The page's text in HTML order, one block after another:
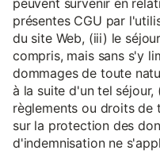
peuvent survenir en
présentes CGU par
du site Web, (iii) le
compris, mais sans s'y
dommages de toute
à la suite d'un tel
règlements ou droits de
sur la protection des
d'indemnisation ne